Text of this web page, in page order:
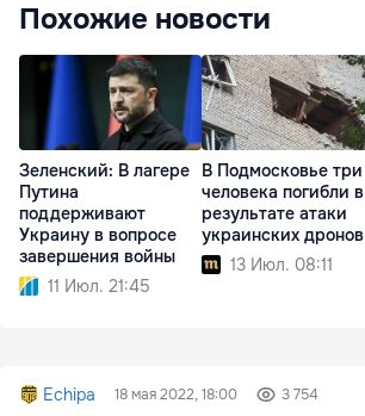
Похожие новости
Зеленский: В лагере
Путина
поддерживают
Украину в вопросе
завершения войны
11 Июл. 21:45
В Подмосковье три
человека погибли в
результате атаки
украинских дронов
13 Июл. 08:11
Echipa 18 мая 2022, 18:00 3 754